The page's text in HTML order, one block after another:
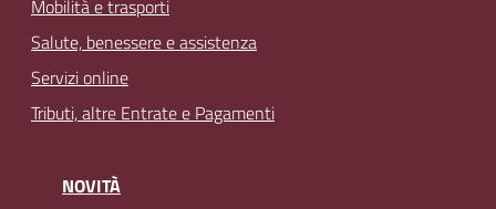
Mobilità e trasporti
Salute, benessere e assistenza
Servizi online
Tributi, altre Entrate e Pagamenti
NOVITÀ